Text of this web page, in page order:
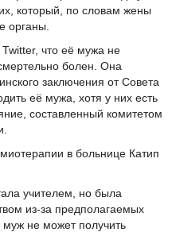
который, по словам жены
органы.
что её мужа не
болен. Она
заключения от Совета
её мужа, хотя у них есть
составленный комитетом
в больнице Катип
учителем, но была
из-за предполагаемых
муж не может получить